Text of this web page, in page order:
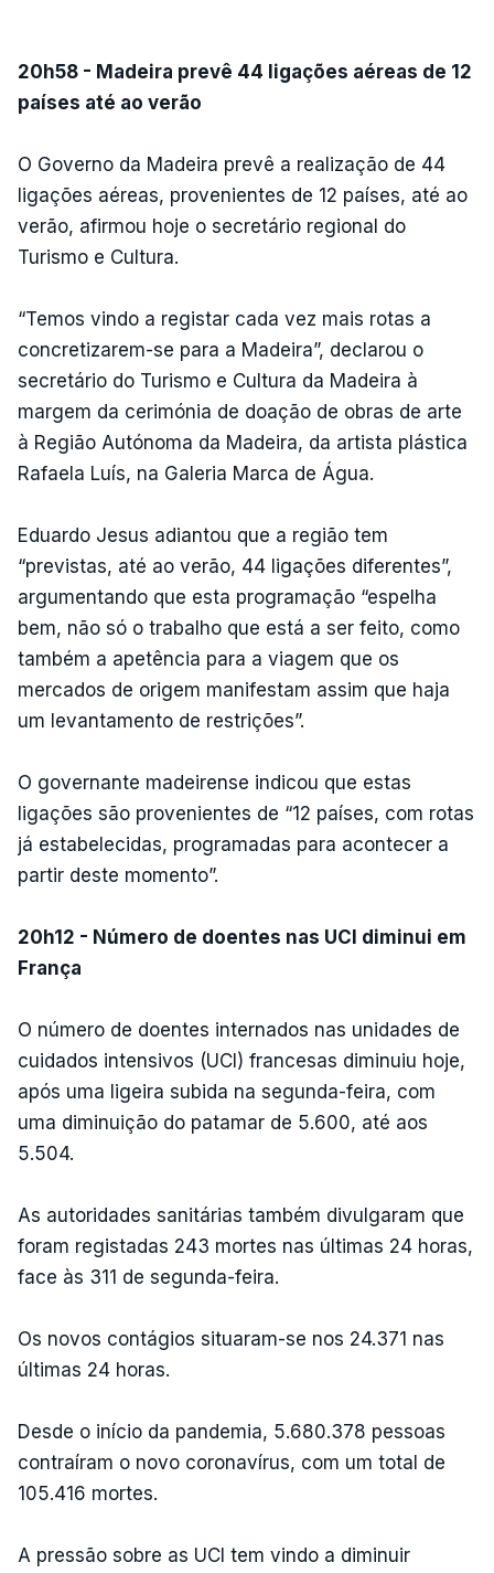
20h58 - Madeira prevê 44 ligações aéreas de 12
países até ao verão
O Governo da Madeira prevê a realização de 44
ligações aéreas, provenientes de 12 países, até ao
verão, afirmou hoje o secretário regional do
Turismo e Cultura.
“Temos vindo a registar cada vez mais rotas a
concretizarem-se para a Madeira”, declarou o
secretário do Turismo e Cultura da Madeira à
margem da cerimónia de doação de obras de arte
à Região Autónoma da Madeira, da artista plástica
Rafaela Luís, na Galeria Marca de Água.
Eduardo Jesus adiantou que a região tem
“previstas, até ao verão, 44 ligações diferentes”,
argumentando que esta programação “espelha
bem, não só o trabalho que está a ser feito, como
também a apetência para a viagem que os
mercados de origem manifestam assim que haja
um levantamento de restrições”.
O governante madeirense indicou que estas
ligações são provenientes de “12 países, com rotas
já estabelecidas, programadas para acontecer a
partir deste momento”.
20h12 - Número de doentes nas UCI diminui em
França
O número de doentes internados nas unidades de
cuidados intensivos (UCI) francesas diminuiu hoje,
após uma ligeira subida na segunda-feira, com
uma diminuição do patamar de 5.600, até aos
5.504.
As autoridades sanitárias também divulgaram que
foram registadas 243 mortes nas últimas 24 horas,
face às 311 de segunda-feira.
Os novos contágios situaram-se nos 24.371 nas
últimas 24 horas.
Desde o início da pandemia, 5.680.378 pessoas
contraíram o novo coronavírus, com um total de
105.416 mortes.
A pressão sobre as UCI tem vindo a diminuir